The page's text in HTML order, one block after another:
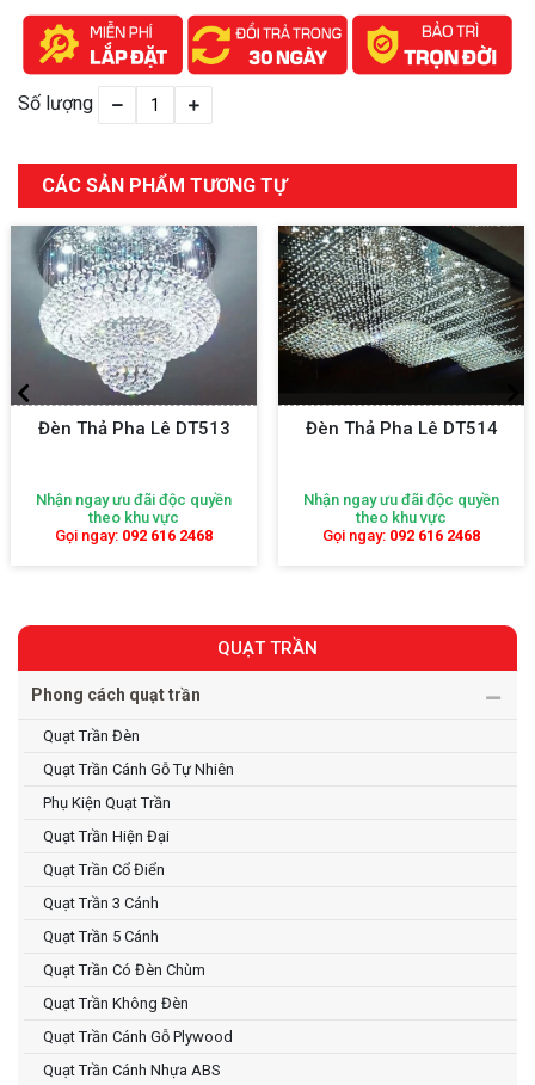
Số lượng
CÁC SẢN PHẨM TƯƠNG TỰ
Đèn Thả Pha Lê DT513
Nhận ngay ưu đãi độc quyền
theo khu vực
Gọi ngay: 092 616 2468
Đèn Thả Pha Lê DT514
Nhận ngay ưu đãi độc quyền
theo khu vực
Gọi ngay: 092 616 2468
QUẠT TRẦN
Phong cách quạt trần
Quạt Trần Đèn
Quạt Trần Cánh Gỗ Tự Nhiên
Phụ Kiện Quạt Trần
Quạt Trần Hiện Đại
Quạt Trần Cổ Điển
Quạt Trần 3 Cánh
Quạt Trần 5 Cánh
Quạt Trần Có Đèn Chùm
Quạt Trần Không Đèn
Quạt Trần Cánh Gỗ Plywood
Quạt Trần Cánh Nhựa ABS